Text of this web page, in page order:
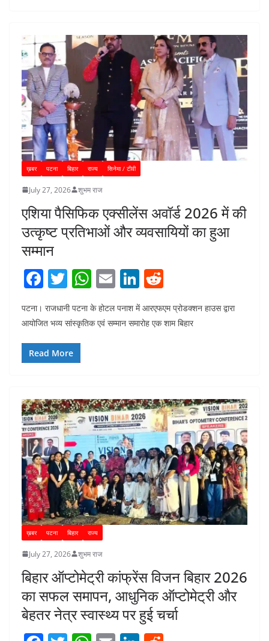
k
p
ख़बर पटना बिहार राज्य सिनेमा / टीवी
July 27, 2026 शुभम राज
एशिया पैसिफिक एक्सीलेंस अवॉर्ड 2026 में की
उत्कृष्ट प्रतिभाओं और व्यवसायियों का हुआ
सम्मान
F
c
e
b
o
k
T
w
itt
er
W
h
at
s
p
E
ai
Li
n
k d
पटना। राजधानी पटना के होटल पनाश में आरएफएम प्रोडक्शन हाउस द्वारा
आयोजित भव्य सांस्कृतिक एवं सम्मान समारोह एक शाम बिहार
Read More
ख़बर पटना बिहार राज्य
July 27, 2026 शुभम राज
बिहार ऑप्टोमेट्री कांफ्रेंस विजन बिहार 2026
का सफल समापन, आधुनिक ऑप्टोमेट्री और
बेहतर नेत्र स्वास्थ्य पर हुई चर्चा